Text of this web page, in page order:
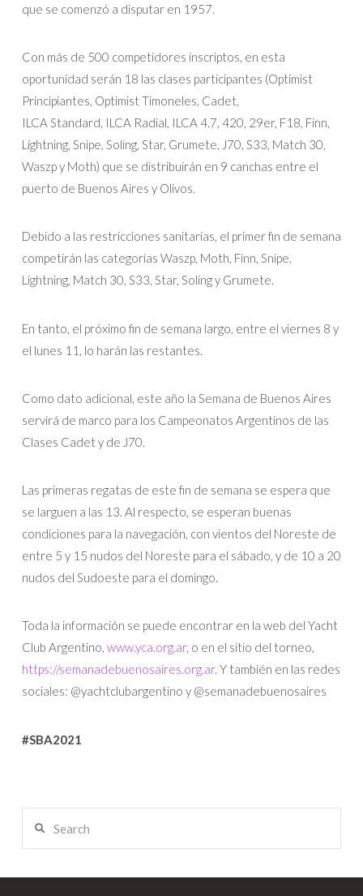
que se comenzó a disputar en 1957.
Con más de 500 competidores inscriptos, en esta
oportunidad serán 18 las clases participantes (Optimist
Principiantes, Optimist Timoneles, Cadet,
ILCA Standard, ILCA Radial, ILCA 4.7, 420, 29er, F18, Finn,
Lightning, Snipe, Soling, Star, Grumete, J70, S33, Match 30,
Waszp y Moth) que se distribuirán en 9 canchas entre el
puerto de Buenos Aires y Olivos.
Debido a las restricciones sanitarias, el primer fin de semana
competirán las categorías Waszp, Moth, Finn, Snipe,
Lightning, Match 30, S33, Star, Soling y Grumete.
En tanto, el próximo fin de semana largo, entre el viernes 8 y
el lunes 11, lo harán las restantes.
Como dato adicional, este año la Semana de Buenos Aires
servirá de marco para los Campeonatos Argentinos de las
Clases Cadet y de J70.
Las primeras regatas de este fin de semana se espera que
se larguen a las 13. Al respecto, se esperan buenas
condiciones para la navegación, con vientos del Noreste de
entre 5 y 15 nudos del Noreste para el sábado, y de 10 a 20
nudos del Sudoeste para el domingo.
Toda la información se puede encontrar en la web del Yacht
Club Argentino, www.yca.org.ar, o en el sitio del torneo,
https://semanadebuenosaires.org.ar. Y también en las redes
sociales: @yachtclubargentino y @semanadebuenosaires
#SBA2021